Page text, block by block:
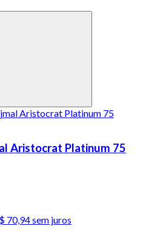
Aristocrat Platinum 75
70,94 sem juros